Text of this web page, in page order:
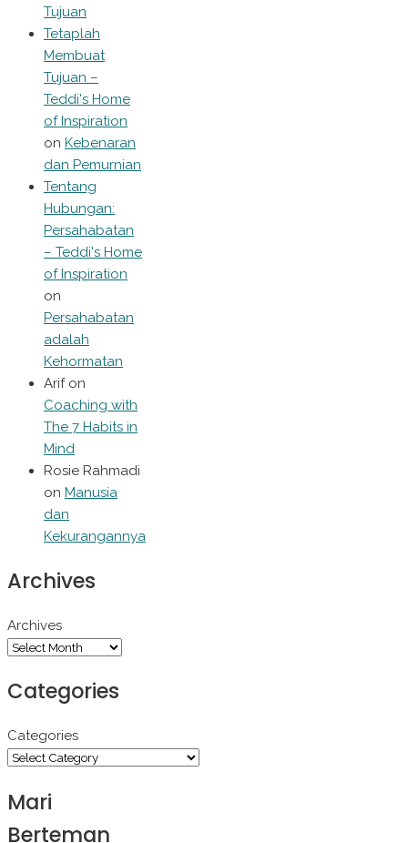
Tujuan
Tetaplah
Membuat
Tujuan –
Teddi's Home
of Inspiration
on Kebenaran
dan Pemurnian
Tentang
Hubungan:
Persahabatan
– Teddi's Home
of Inspiration
on
Persahabatan
adalah
Kehormatan
Arifon
Coaching with
The 7 Habits in
Mind
Rosie Rahmadi
on Manusia
dan
Kekurangannya
Archives
Archives
Categories
Categories
Mari
Berteman